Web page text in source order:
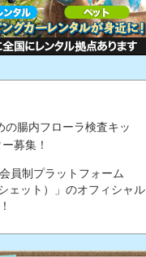
の腸内フローラ検査キッ
募集！
員制プラットフォーム
ェット）」のオフィシャル